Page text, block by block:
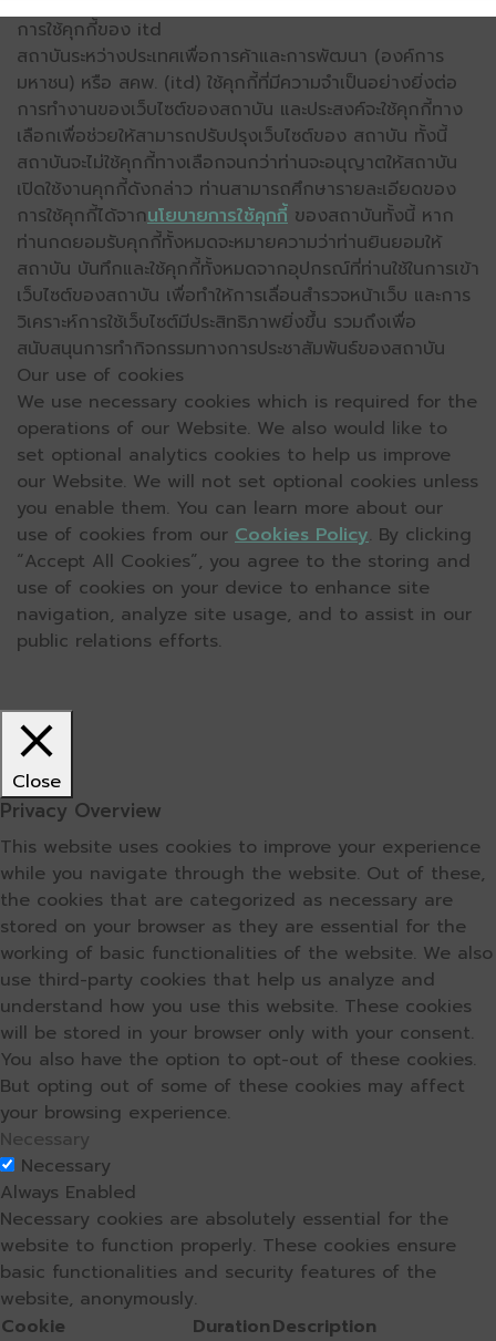
การใช้คุกกี้ของ itd
สถาบันระหว่างประเทศเพื่อการค้าและการพัฒนา (องค์การ
มหาชน) หรือ สคพ. (itd) ใช้คุกกี้ที่มีความจำเป็นอย่างยิ่งต่อ
การทำงานของเว็บไซต์ของสถาบัน และประสงค์จะใช้คุกกี้ทาง
เลือกเพื่อช่วยให้สามารถปรับปรุงเว็บไซต์ของ สถาบัน ทั้งนี้
สถาบันจะไม่ใช้คุกกี้ทางเลือกจนกว่าท่านจะอนุญาตให้สถาบัน
เปิดใช้งานคุกกี้ดังกล่าว ท่านสามารถศึกษารายละเอียดของ
การใช้คุกกี้ได้จากนโยบายการใช้คุกกี้ ของสถาบันทั้งนี้ หาก
ท่านกดยอมรับคุกกี้ทั้งหมดจะหมายความว่าท่านยินยอมให้
สถาบัน บันทึกและใช้คุกกี้ทั้งหมดจากอุปกรณ์ที่ท่านใช้ในการเข้า
เว็บไซต์ของสถาบัน เพื่อทำให้การเลื่อนสำรวจหน้าเว็บ และการ
วิเคราะห์การใช้เว็บไซต์มีประสิทธิภาพยิ่งขึ้น รวมถึงเพื่อ
สนับสนุนการทำกิจกรรมทางการประชาสัมพันธ์ของสถาบัน
Our use of cookies
We use necessary cookies which is required for the
operations of our Website. We also would like to
set optional analytics cookies to help us improve
our Website. We will not set optional cookies unless
you enable them. You can learn more about our
use of cookies from our Cookies Policy. By clicking
“Accept All Cookies”, you agree to the storing and
use of cookies on your device to enhance site
navigation, analyze site usage, and to assist in our
public relations efforts.
Close
Privacy Overview
This website uses cookies to improve your experience
while you navigate through the website. Out of these,
the cookies that are categorized as necessary are
stored on your browser as they are essential for the
working of basic functionalities of the website. We also
use third-party cookies that help us analyze and
understand how you use this website. These cookies
will be stored in your browser only with your consent.
You also have the option to opt-out of these cookies.
But opting out of some of these cookies may affect
your browsing experience.
Necessary
Necessary
Always Enabled
Necessary cookies are absolutely essential for the
website to function properly. These cookies ensure
basic functionalities and security features of the
website, anonymously.
Cookie
DurationDescription